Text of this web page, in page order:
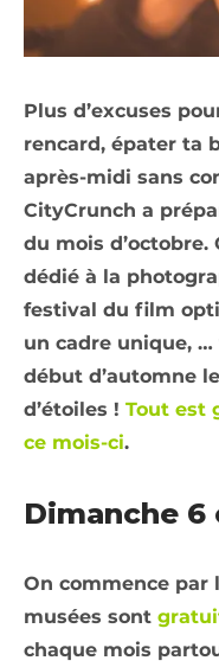
Plus d’excuses
rencard, épater ta
après-midi sans
CityCrunch a
du mois d’octobre.
dédié à la
festival du film
un cadre unique,
début d’automne
d’étoiles ! Tout est
ce mois-ci.
Dimanche 6
On commence par
musées sont
chaque mois